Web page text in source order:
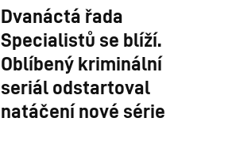
Dvanáctá řada
Specialistů se blíží.
Oblíbený kriminální
seriál odstartoval
natáčení nové série